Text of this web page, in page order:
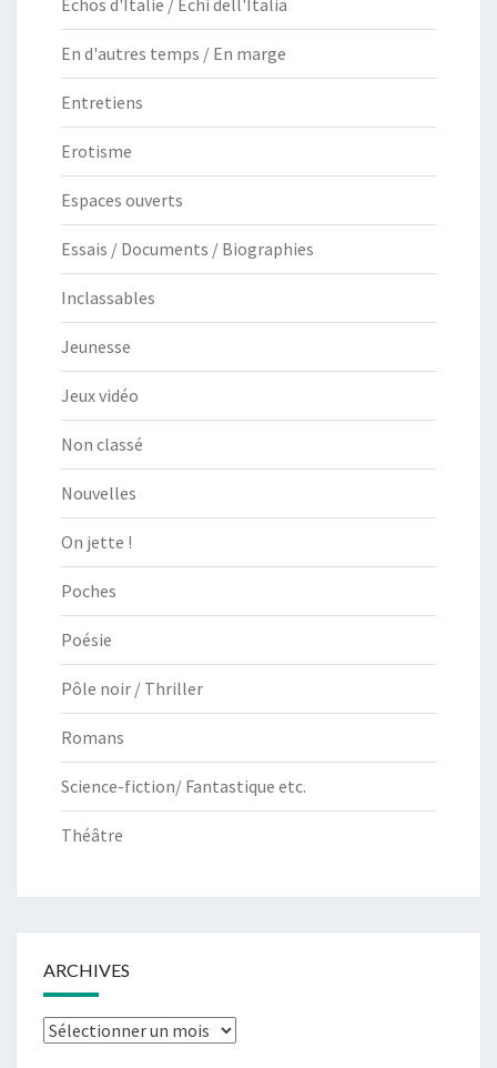
En d'autres temps / En marge
Entretiens
Erotisme
Espaces ouverts
Essais / Documents / Biographies
Inclassables
Jeunesse
Jeux vidéo
Non classé
Nouvelles
On jette !
Poches
Poésie
Pôle noir / Thriller
Romans
Science-fiction/ Fantastique etc.
Théâtre
ARCHIVES
Archives